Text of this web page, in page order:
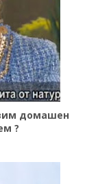
домашен
?